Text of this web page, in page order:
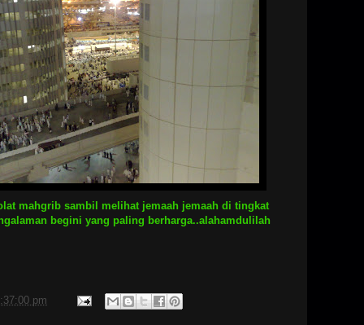
mahgrib sambil melihat jemaah jemaah di tingkat
begini yang paling berharga..alahamdulilah
pm